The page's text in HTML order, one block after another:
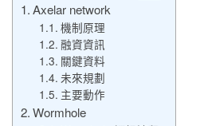
Axelar network
機制原理
融資資訊
關鍵資料
未來規劃
主要動作
Wormhole